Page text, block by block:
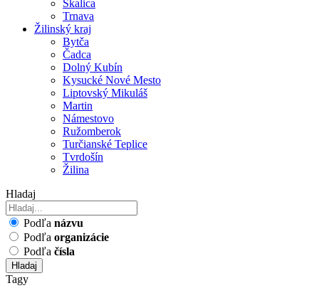
Skalica
Trnava
Žilinský kraj
Bytča
Čadca
Dolný Kubín
Kysucké Nové Mesto
Liptovský Mikuláš
Martin
Námestovo
Ružomberok
Turčianské Teplice
Tvrdošín
Žilina
Hladaj
Podľa názvu
Podľa organizácie
Podľa čísla
Hladaj
Tagy